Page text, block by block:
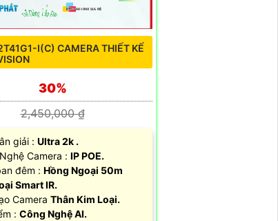
I(C) CAMERA THIẾT KẾ
30%
2,450,000 ₫
giải : Ultra 2k .
Camera : IP POE.
đêm : Hồng Ngoại 50m
Smart IR.
Camera Thân Kim Loại.
: Công Nghệ AI.